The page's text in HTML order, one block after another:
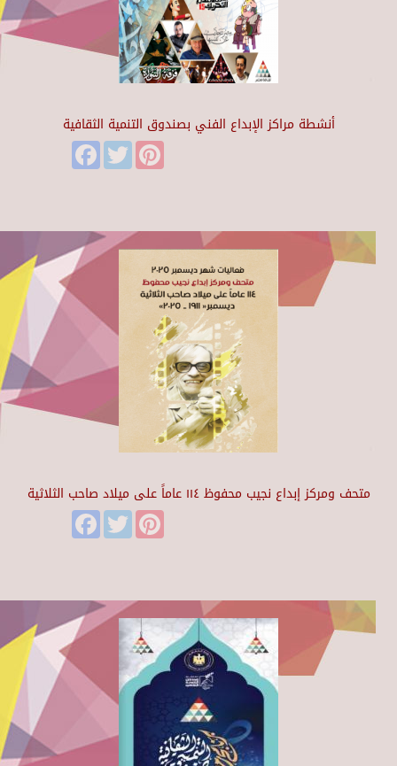
أنشطة مراكز الإبداع الفني بصندوق التنمية الثقافية
FacebookTwitter
متحف ومركز إبداع نجيب محفوظ ١١٤ عاماً على ميلاد صاحب الثلاثية
FacebookTwitter